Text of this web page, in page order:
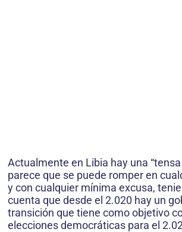
Actualmente en Libia hay una “tensa
parece que se puede romper en
y con cualquier mínima excusa,
cuenta que desde el 2.020 hay un
transición que tiene como objetivo
elecciones democráticas para el